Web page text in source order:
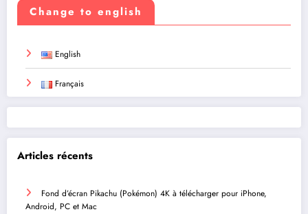
Change to english
English
Français
Articles récents
Fond d’écran Pikachu (Pokémon) 4K à télécharger pour iPhone,
Android, PC et Mac